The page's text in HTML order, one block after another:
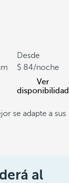
Desde
84/noche
Ver
disponibilidad
se adapte a sus
al